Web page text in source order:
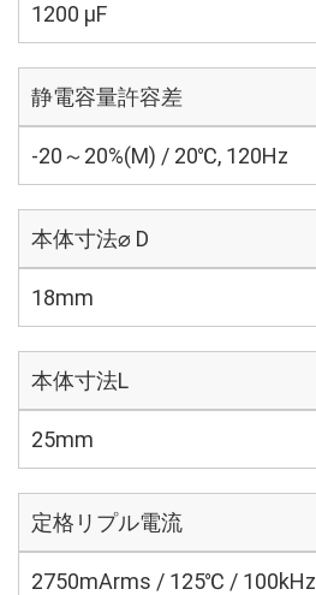
1200 µF
静電容量許容差
-20～20%(M) / 20℃, 120Hz
本体寸法⌀ D
18mm
本体寸法L
25mm
定格リプル電流
2750mArms / 125℃ / 100kHz